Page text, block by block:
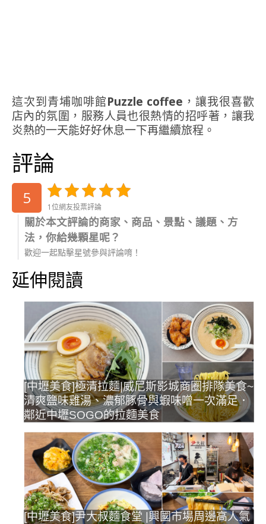
這次到青埔咖啡館Puzzle coffee ，讓我很喜歡
店內的氛圍，服務人員也很熱情的招呼著，讓我
炎熱的一天能好好休息一下再繼續旅程。
評論
5 1位網友投票評論
關於本文評論的商家、商品、景點、議題、方
法，你給幾顆星呢？
歡迎一起點擊星號參與評論唷！
延伸閱讀
[中壢美食]極清拉麵|威尼斯影城商圈排隊美食~
清爽鹽味雞湯、濃郁豚骨與蝦味噌一次滿足．
鄰近中壢SOGO的拉麵美食
[中壢美食]尹大叔麵食堂 |興國市場周邊高人氣